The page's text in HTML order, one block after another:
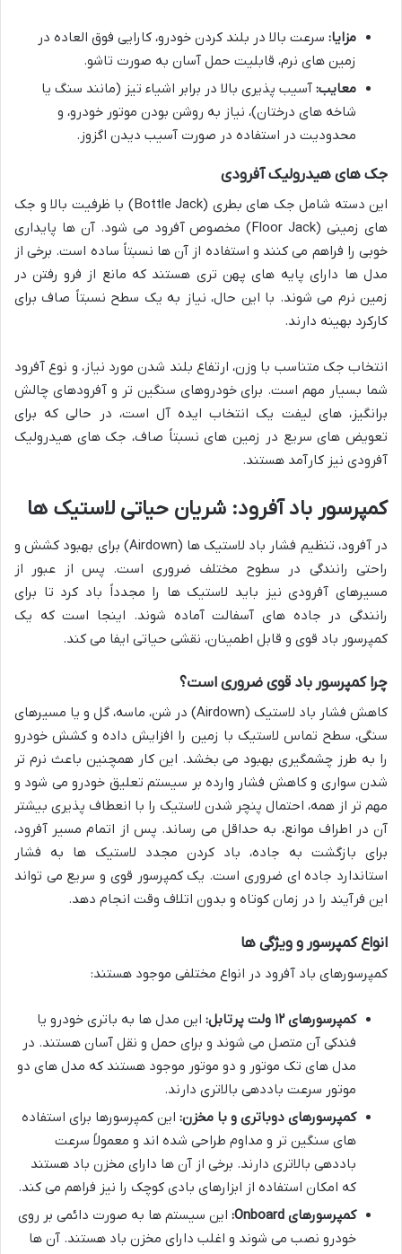
مزایا: سرعت بالا در بلند کردن خودرو، کارایی فوق العاده در
زمین های نرم، قابلیت حمل آسان به صورت تاشو.
معایب: آسیب پذیری بالا در برابر اشیاء تیز (مانند سنگ یا
شاخه های درختان)، نیاز به روشن بودن موتور خودرو، و
محدودیت در استفاده در صورت آسیب دیدن اگزوز.
جک های هیدرولیک آفرودی
این دسته شامل جک های بطری (Bottle Jack) با ظرفیت بالا و جک
های زمینی (Floor Jack) مخصوص آفرود می شود. آن ها پایداری
خوبی را فراهم می کنند و استفاده از آن ها نسبتاً ساده است. برخی از
مدل ها دارای پایه های پهن تری هستند که مانع از فرو رفتن در
زمین نرم می شوند. با این حال، نیاز به یک سطح نسبتاً صاف برای
کارکرد بهینه دارند.
انتخاب جک متناسب با وزن، ارتفاع بلند شدن مورد نیاز، و نوع آفرود
شما بسیار مهم است. برای خودروهای سنگین تر و آفرودهای چالش
برانگیز، های لیفت یک انتخاب ایده آل است، در حالی که برای
تعویض های سریع در زمین های نسبتاً صاف، جک های هیدرولیک
آفرودی نیز کارآمد هستند.
کمپرسور باد آفرود: شریان حیاتی لاستیک ها
در آفرود، تنظیم فشار باد لاستیک ها (Airdown) برای بهبود کشش و
راحتی رانندگی در سطوح مختلف ضروری است. پس از عبور از
مسیرهای آفرودی نیز باید لاستیک ها را مجدداً باد کرد تا برای
رانندگی در جاده های آسفالت آماده شوند. اینجا است که یک
کمپرسور باد قوی و قابل اطمینان، نقشی حیاتی ایفا می کند.
چرا کمپرسور باد قوی ضروری است؟
کاهش فشار باد لاستیک (Airdown) در شن، ماسه، گل و یا مسیرهای
سنگی، سطح تماس لاستیک با زمین را افزایش داده و کشش خودرو
را به طرز چشمگیری بهبود می بخشد. این کار همچنین باعث نرم تر
شدن سواری و کاهش فشار وارده بر سیستم تعلیق خودرو می شود و
مهم تر از همه، احتمال پنچر شدن لاستیک را با انعطاف پذیری بیشتر
آن در اطراف موانع، به حداقل می رساند. پس از اتمام مسیر آفرود،
برای بازگشت به جاده، باد کردن مجدد لاستیک ها به فشار
استاندارد جاده ای ضروری است. یک کمپرسور قوی و سریع می تواند
این فرآیند را در زمان کوتاه و بدون اتلاف وقت انجام دهد.
انواع کمپرسور و ویژگی ها
کمپرسورهای باد آفرود در انواع مختلفی موجود هستند:
کمپرسورهای ۱۲ ولت پرتابل:
این مدل ها به باتری خودرو یا
فندکی آن متصل می شوند و برای حمل و نقل آسان هستند. در
مدل های تک موتور و دو موتور موجود هستند که مدل های دو
موتور سرعت باددهی بالاتری دارند.
کمپرسورهای دوباتری و با مخزن: این کمپرسورها برای استفاده
های سنگین تر و مداوم طراحی شده اند و معمولاً سرعت
باددهی بالاتری دارند. برخی از آن ها دارای مخزن باد هستند
که امکان استفاده از ابزارهای بادی کوچک را نیز فراهم می کند.
کمپرسورهای Onboard:
این سیستم ها به صورت دائمی بر روی
خودرو نصب می شوند و اغلب دارای مخزن باد هستند. آن ها